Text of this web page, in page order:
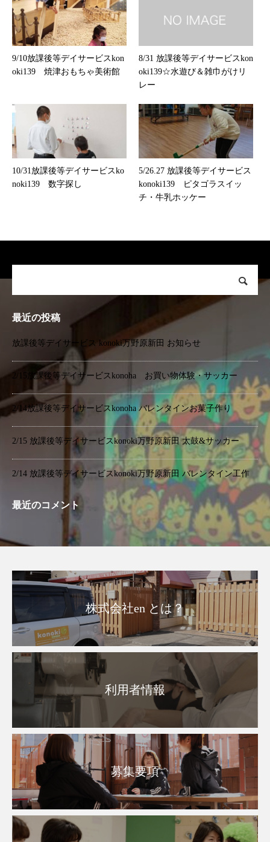
9/10放課後等デイサービスkon
oki139 焼津おもちゃ美術館
8/31 放課後等デイサービスkon
oki139☆水遊び＆雑巾がけリ
レー
10/31放課後等デイサービスko
noki139 数字探し
5/26.27 放課後等デイサービス
konoki139 ピタゴラスイッ
チ・牛乳ホッケー
最近の投稿
放課後等デイサービス konoki万野原新田 お知らせ
2/15放課後等デイサービスkonoha お買い物体験・サッカー
2/14放課後等デイサービスkonoha バレンタインお菓子作り
2/15 放課後等デイサービスkonoki万野原新田 太鼓&サッカー
2/14 放課後等デイサービスkonoki万野原新田 バレンタイン工作
最近のコメント
株式会社en とは？
利用者情報
募集要項